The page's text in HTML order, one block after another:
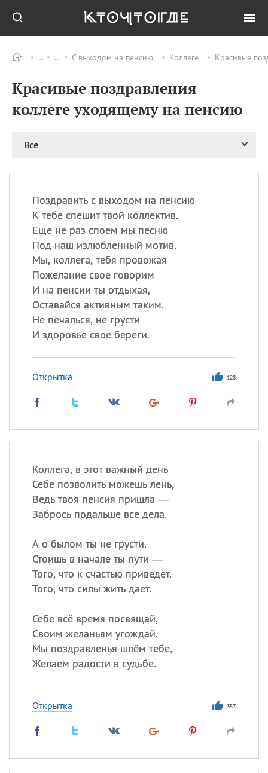
С выходом на пенсию Коллеге Красивые
Красивые поздравления
коллеге уходящему на пенсию
Все
Поздравить с выходом на пенсию
К тебе спешит твой коллектив.
Еще не раз споем мы песню
Под наш излюбленный мотив.
Мы, коллега, тебя провожая
Пожелание свое говорим
И на пенсии ты отдыхая,
Оставайся активным таким.
Не печалься, не грусти
И здоровье свое береги.
Открытка 128
Коллега, в этот важный день
Себе позволить можешь лень,
Ведь твоя пенсия пришла —
Забрось подальше все дела.
А о былом ты не грусти.
Стоишь в начале ты пути —
Того, что к счастью приведет.
Того, что силы жить дает.
Себе всё время посвящай,
Своим желаньям угождай.
Мы поздравленья шлём тебе,
Желаем радости в судьбе.
Открытка 357
ПРАЗДНИКИ Все
09.08 День памяти
целителя Пантелеимона
Николая Чудотворца
11.08 День полета на
11.08 День Святой Клары —
покровительницы
телевидения
ИМЕНА
Сегодня празднуют именины
Анфиса
происхождение